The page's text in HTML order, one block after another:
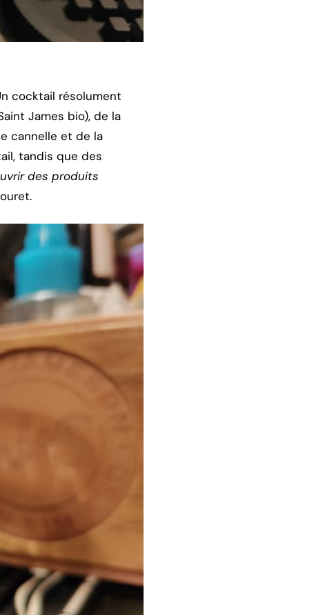
cocktail résolument
James bio), de la
cannelle et de la
tandis que des
des produits